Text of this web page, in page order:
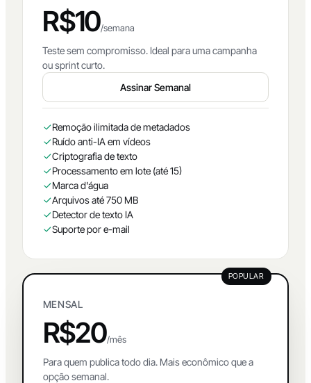
R$10/semana
Teste sem compromisso. Ideal para uma campanha
ou sprint curto.
Assinar Semanal
Remoção ilimitada de metadados
Ruído anti-IA em vídeos
Criptografia de texto
Processamento em lote (até 15)
Marca d'água
Arquivos até 750 MB
Detector de texto IA
Suporte por e-mail
POPULAR
MENSAL
R$20/mês
Para quem publica todo dia. Mais econômico que a
opção semanal.